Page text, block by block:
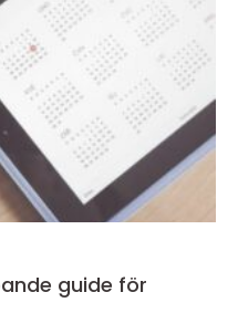
guide för